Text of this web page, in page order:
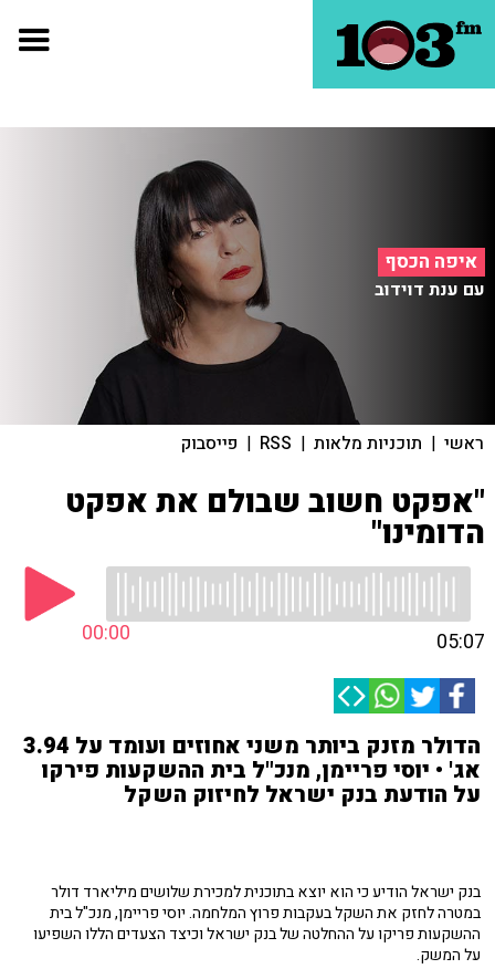
איפה הכסף
עם ענת דוידוב
ראשי | תוכניות מלאות |
RSS
| פייסבוק
"אפקט חשוב שבולם את אפקט
הדומינו"
00:00 05:07
הדולר מזנק ביותר משני אחוזים ועומד על 3.94
אג' • יוסי פריימן, מנכ"ל בית ההשקעות פירקו
על הודעת בנק ישראל לחיזוק השקל
בנק ישראל הודיע כי הוא יוצא בתוכנית למכירת שלושים מיליארד דולר
במטרה לחזק את השקל בעקבות פרוץ המלחמה. יוסי פריימן, מנכ"ל בית
ההשקעות פריקו על ההחלטה של בנק ישראל וכיצד הצעדים הללו השפיעו
על המשק.